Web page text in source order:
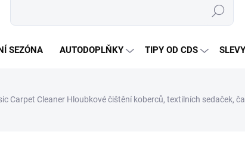
Hledat
SEZÓNA AUTODOPLŇKY TIPY OD CDS
Carpet Cleaner Hloubkové čištění koberců, textilních sedaček,